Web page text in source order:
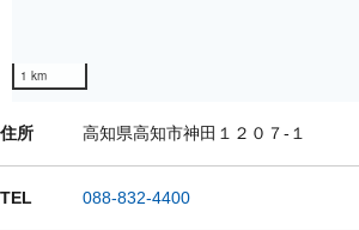
住所 高知県高知市神田１２０７-１
TEL 088-832-4400
1 km